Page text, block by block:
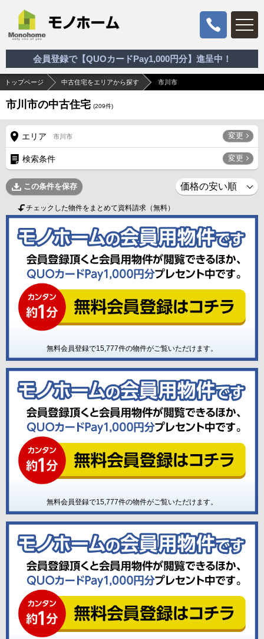
会員登録で【QUOカードPay1,000円分】進呈中！
トップページ 中古住宅をエリアから探す 市川市
市川市の中古住宅 (209件)
エリア 市川市 変更
検索条件 変更
この条件を保存
チェックした物件をまとめて資料請求（無料）
無料会員登録で15,777件の物件がご覧いただけます。
無料会員登録で15,777件の物件がご覧いただけます。